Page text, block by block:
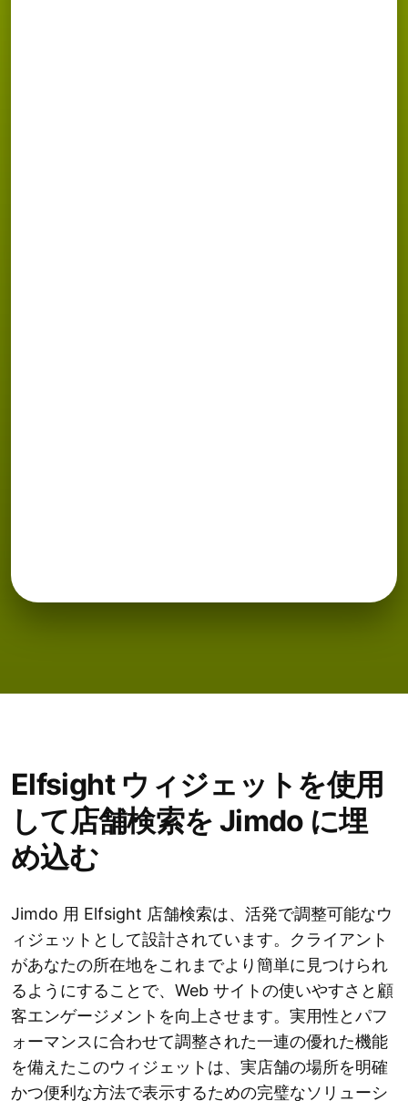
Elfsight ウィジェットを使用
して店舗検索を Jimdo に埋
め込む
Jimdo 用 Elfsight 店舗検索は、活発で調整可能なウ
ィジェットとして設計されています。クライアント
があなたの所在地をこれまでより簡単に見つけられ
るようにすることで、Web サイトの使いやすさと顧
客エンゲージメントを向上させます。実用性とパフ
ォーマンスに合わせて調整された一連の優れた機能
を備えたこのウィジェットは、実店舗の場所を明確
かつ便利な方法で表示するための完璧なソリューシ